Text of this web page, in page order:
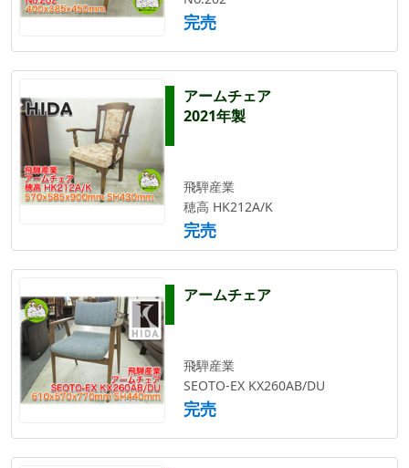
完売
アームチェア
2021年製
飛騨産業
穂高 HK212A/K
完売
アームチェア
飛騨産業
SEOTO-EX KX260AB/DU
完売